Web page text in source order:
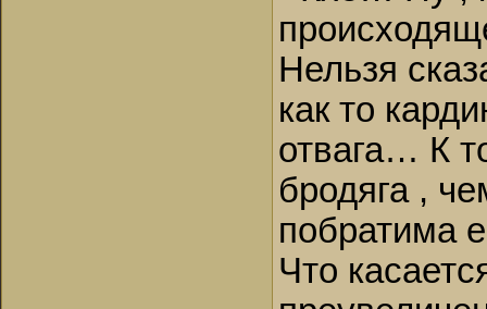
Нельзя
как то
отвага… К
бродяга ,
побратима
Что